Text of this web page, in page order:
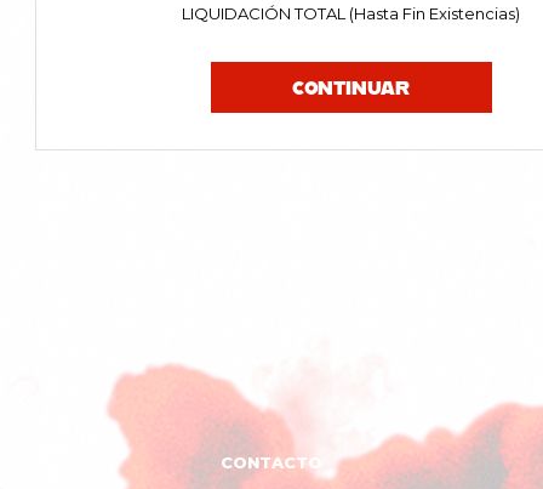
LIQUIDACIÓN TOTAL (Hasta Fin Existencias)
CONTINUAR
CONTACTO